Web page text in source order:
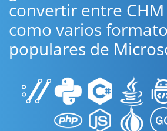
convertir entre CHM
como varios
populares de